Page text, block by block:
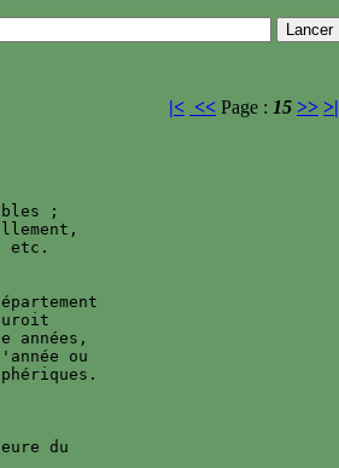
|< << Page : 15 >> >|
;
etc.
années,
ou
du